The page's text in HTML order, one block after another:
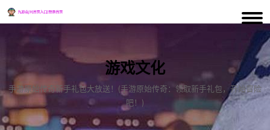
游戏文化
手游原始传奇新手礼包大放送！(手游原始传奇：领取新手礼包，开始冒险
吧！)